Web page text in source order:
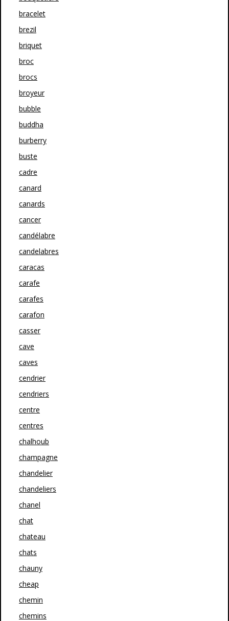
bracelet
brezil
briquet
broc
brocs
broyeur
bubble
buddha
burberry
buste
cadre
canard
canards
cancer
candélabre
candelabres
caracas
carafe
carafes
carafon
casser
cave
caves
cendrier
cendriers
centre
centres
chalhoub
champagne
chandelier
chandeliers
chanel
chat
chateau
chats
chauny
cheap
chemin
chemins